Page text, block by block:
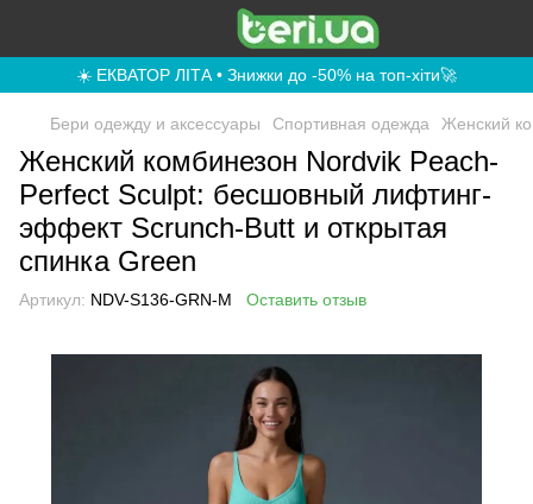
☀️ ЕКВАТОР ЛІТА • Знижки до -50% на топ-хіти🚀
Бери одежду и аксессуары Спортивная одежда Женский
Женский комбинезон Nordvik Peach-
Perfect Sculpt: бесшовный лифтинг-
эффект Scrunch-Butt и открытая
спинка Green
Артикул: NDV-S136-GRN-M Оставить отзыв